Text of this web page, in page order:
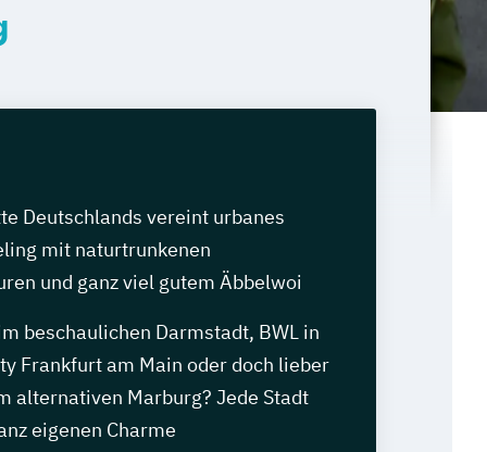
Deutschlands vereint urbanes
mit naturtrunkenen
und ganz viel gutem Äbbelwoi
beschaulichen Darmstadt, BWL in
Frankfurt am Main oder doch lieber
alternativen Marburg? Jede Stadt
eigenen Charme